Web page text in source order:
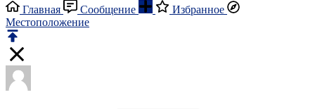
Главная
Сообщение
Избранное
Местоположение